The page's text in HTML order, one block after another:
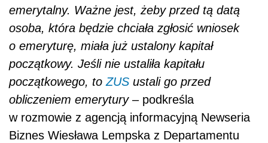
emerytalny. Ważne jest, żeby przed tą datą
osoba, która będzie chciała zgłosić wniosek
o emeryturę, miała już ustalony kapitał
początkowy. Jeśli nie ustaliła kapitału
początkowego, to ZUS ustali go przed
obliczeniem emerytury – podkreśla
w rozmowie z agencją informacyjną Newseria
Biznes Wiesława Lempska z Departamentu